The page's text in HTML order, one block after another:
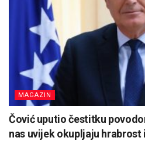
MAGAZIN
Čović uputio čestitku
nas uvijek okupljaju hrabrost